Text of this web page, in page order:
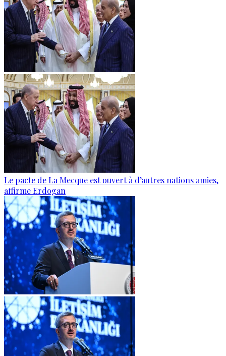
Le pacte de La Mecque est ouvert à d’autres nations amies,
affirme Erdogan